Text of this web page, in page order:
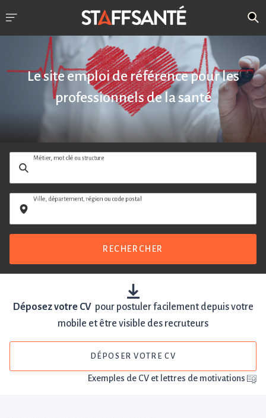
Le site emploi de référence pour les
professionnels de la santé
Métier, mot clé ou structure
Ville, département, région ou code postal
RECHERCHER
Déposez votre CVpour postuler facilement depuis votre
mobile et être visible des recruteurs
DÉPOSER VOTRE CV
Exemples de CV et lettres de motivations